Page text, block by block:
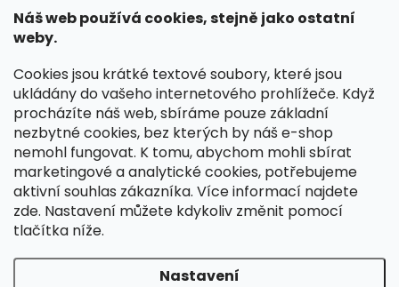
Náš web používá cookies, stejně jako ostatní
weby.
Cookies jsou krátké textové soubory, které jsou
ukládány do vašeho internetového prohlížeče. Když
procházíte náš web, sbíráme pouze základní
nezbytné cookies, bez kterých by náš e-shop
nemohl fungovat. K tomu, abychom mohli sbírat
marketingové a analytické cookies, potřebujeme
aktivní souhlas zákazníka. Více informací najdete
zde. Nastavení můžete kdykoliv změnit pomocí
tlačítka níže.
Nastavení
Výroba českých kožených opasků: vůně pravé kůže, dotek
řemesla
KONTAKT
dotazy@spongr.cz
+420 776 663 962
https://www.facebook.com/spongr.cz
spongr.cz